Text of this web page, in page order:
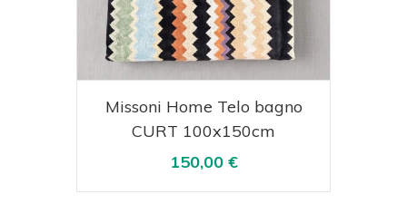
Acquista Visualizza
Missoni Home Telo bagno
CURT 100x150cm
150,00 €